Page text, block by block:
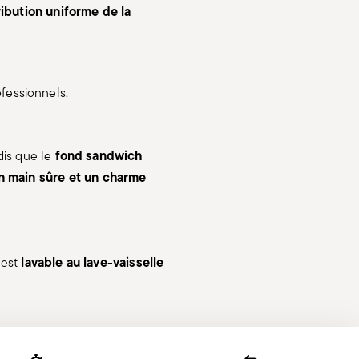
uniforme de la
que le fond sandwich
main sûre et un charme
lavable au lave-vaisselle